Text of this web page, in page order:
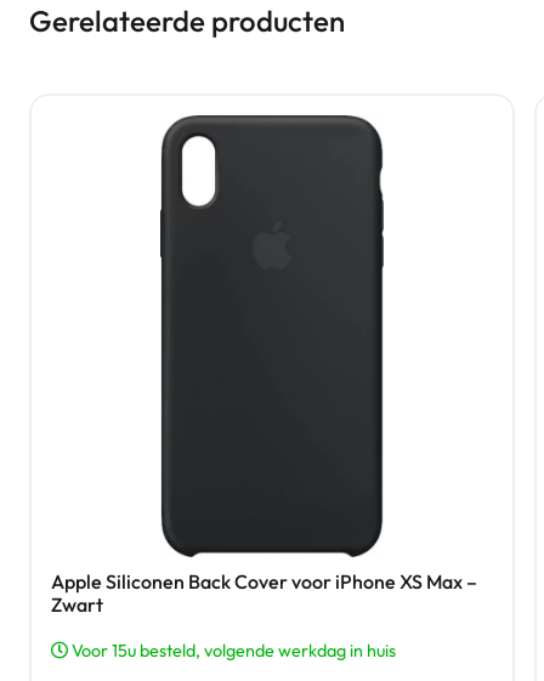
Gerelateerde producten
Apple Siliconen Back Cover voor iPhone XS Max –
Zwart
Voor 15u besteld, volgende werkdag in huis